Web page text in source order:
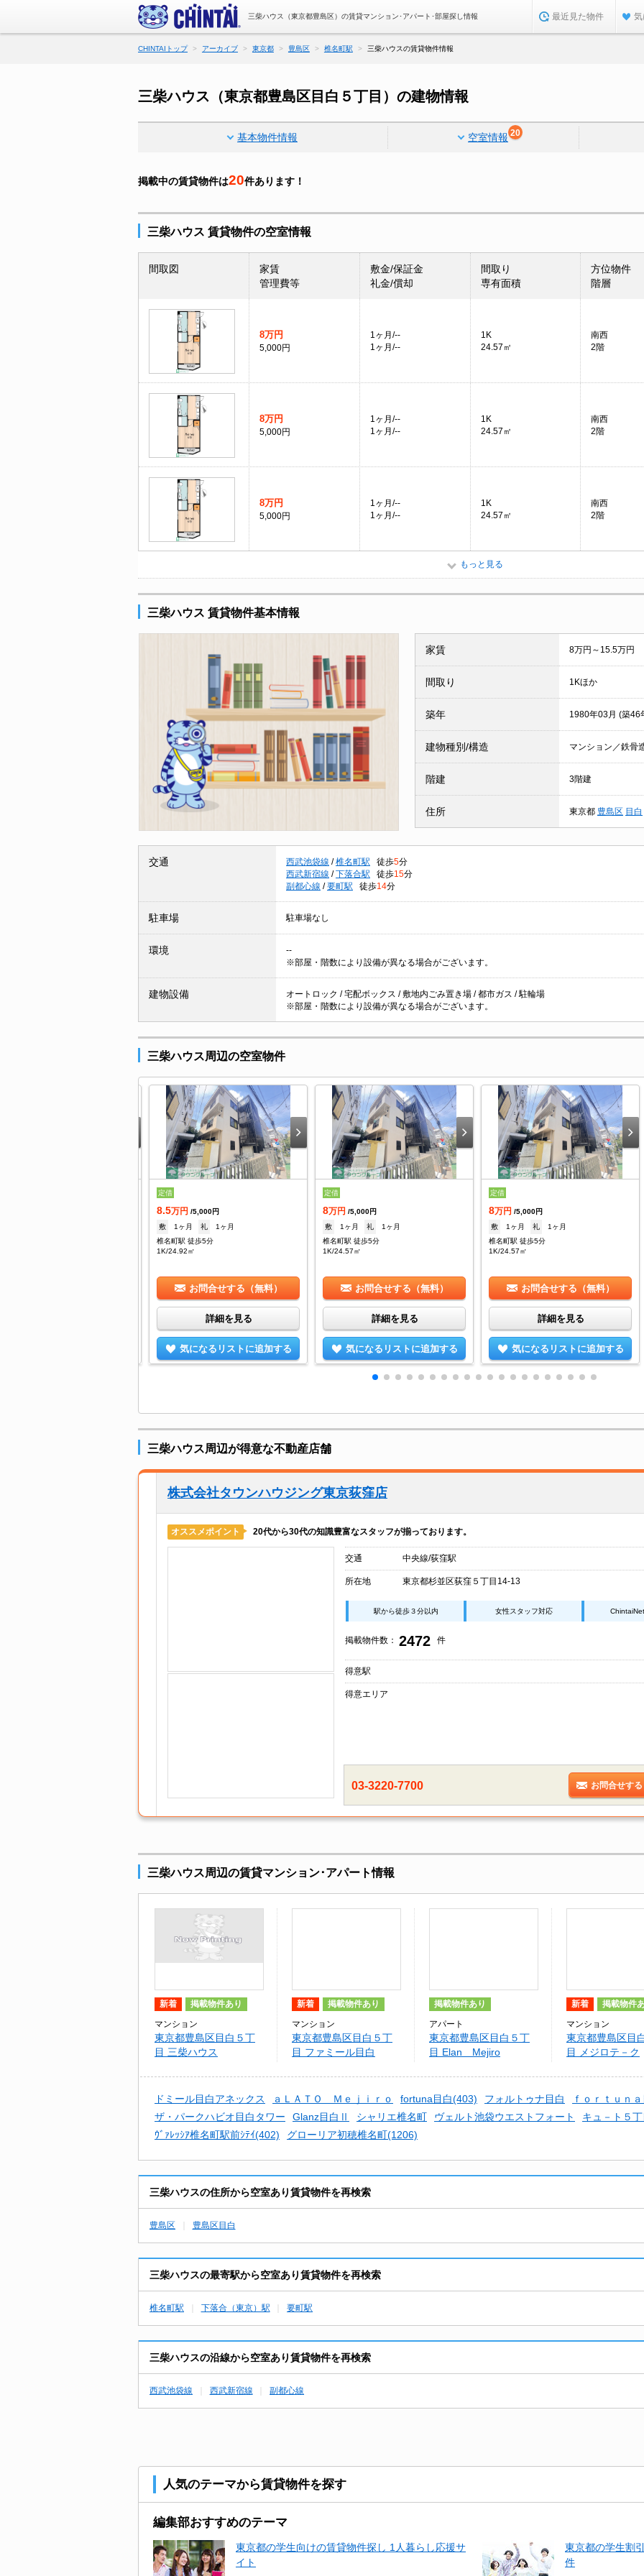
三柴ハウス（東京都豊島区）の賃貸マンション･アパート･部屋探し情報 最近見た物件 気
CHINTAIトップ アーカイブ 東京都 豊島区 椎名町駅 三柴ハウスの賃貸物件情報
三柴ハウス（東京都豊島区目白５丁目）の建物情報
基本物件情報 空室情報 20
掲載中の賃貸物件は20件あります！
三柴ハウス 賃貸物件の空室情報
間取図
家賃
管理費等
敷金/保証金
礼金/償却
間取り
専有面積
方位物件
階層
8万円
5,000円
1ヶ月/--
1ヶ月/--
1K
24.57㎡
南西
2階
8万円
5,000円
1ヶ月/--
1ヶ月/--
1K
24.57㎡
南西
2階
8万円
5,000円
1ヶ月/--
1ヶ月/--
1K
24.57㎡
南西
2階
もっと見る
三柴ハウス 賃貸物件基本情報
家賃 8万円～15.5万円
間取り 1Kほか
築年 1980年03月 (築46
建物種別/構造 マンション／鉄骨
階建 3階建
住所 東京都 豊島区 目白
交通 西武池袋線 / 椎名町駅 徒歩5分
西武新宿線 / 下落合駅 徒歩15分
副都心線 / 要町駅 徒歩14分
駐車場 駐車場なし
環境
--
※部屋・階数により設備が異なる場合がございます。
建物設備
オートロック / 宅配ボックス / 敷地内ごみ置き場 / 都市ガス / 駐輪場
※部屋・階数により設備が異なる場合がございます。
三柴ハウス周辺の空室物件
定借
8.5万円 /5,000円
敷
1ヶ月 礼
1ヶ月
椎名町駅 徒歩5分
1K/24.92㎡
お問合せする（無料）
詳細を見る
気になるリストに追加する
定借
8万円 /5,000円
敷
1ヶ月 礼
1ヶ月
椎名町駅 徒歩5分
1K/24.57㎡
お問合せする（無料）
詳細を見る
気になるリストに追加する
定借
8万円 /5,000円
敷
1ヶ月 礼
1ヶ月
椎名町駅 徒歩5分
1K/24.57㎡
お問合せする（無料）
詳細を見る
気になるリストに追加する
三柴ハウス周辺が得意な不動産店舗
株式会社タウンハウジング東京荻窪店
オススメポイント 20代から30代の知識豊富なスタッフが揃っております。
交通 中央線/荻窪駅
所在地 東京都杉並区荻窪５丁目14-13
駅から徒歩３分以内 女性スタッフ対応
掲載物件数： 2472 件
得意駅
得意エリア
03-3220-7700 お問合せする
三柴ハウス周辺の賃貸マンション･アパート情報
新着 掲載物件あり
マンション
東京都豊島区目白５丁
目 三柴ハウス
新着 掲載物件あり
マンション
東京都豊島区目白５丁
目 ファミール目白
掲載物件あり
アパート
東京都豊島区目白５丁
目 Elan Mejiro
新着 掲載物件
マンション
東京都豊島区目
目 メジロテ－ク
ドミール目白アネックス ａＬＡＴＯ Ｍｅｊｉｒｏ fortuna目白(403) フォルトゥナ目白 ｆｏｒｔｕｎ
ザ・パークハビオ目白タワー
Glanz目白Ⅱ シャリエ椎名町 ヴェルト池袋ウエストフォート キュ－ト５丁
ｳﾞｧﾚｯｼｱ椎名町駅前ｼﾃｲ(402)
グローリア初穂椎名町(1206)
三柴ハウスの住所から空室あり賃貸物件を再検索
豊島区 豊島区目白
三柴ハウスの最寄駅から空室あり賃貸物件を再検索
椎名町駅 下落合（東京）駅 要町駅
三柴ハウスの沿線から空室あり賃貸物件を再検索
西武池袋線 西武新宿線 副都心線
人気のテーマから賃貸物件を探す
編集部おすすめのテーマ
東京都の学生向けの賃貸物件探し 1人暮らし応援サ
イト
東京都の学生割
件